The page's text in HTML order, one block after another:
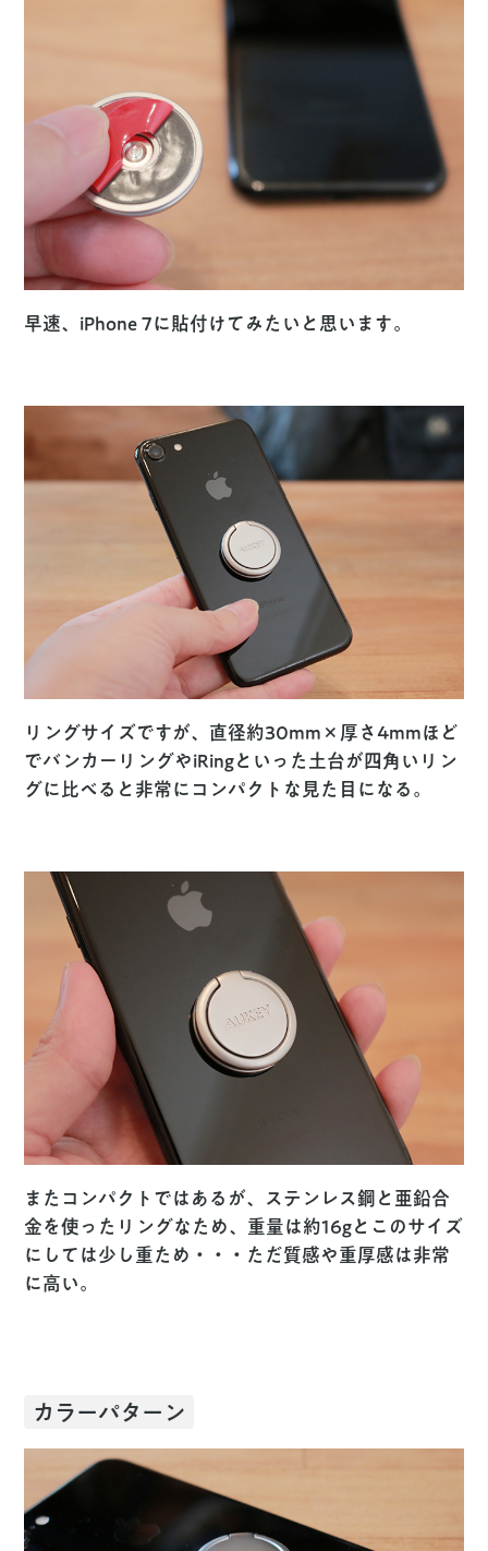
早速、iPhone 7に貼付けてみたいと思います。
リングサイズですが、直径約30mm×厚さ4mmほど
でバンカーリングやiRingといった土台が四角いリン
グに比べると非常にコンパクトな見た目になる。
またコンパクトではあるが、ステンレス鋼と亜鉛合
金を使ったリングなため、重量は約16gとこのサイズ
にしては少し重ため・・・ただ質感や重厚感は非常
に高い。
カラーパターン